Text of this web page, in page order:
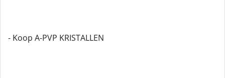
- Koop A-PVP KRISTALLEN